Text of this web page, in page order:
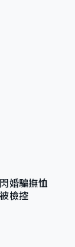
婚騙撫恤
檢控